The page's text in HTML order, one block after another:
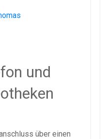
und
über einen